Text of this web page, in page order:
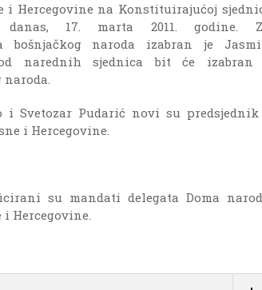
i Hercegovine na Konstituirajućoj
danas, 17. marta 2011. godine.
bošnjačkog naroda izabran je
od narednih sjednica bit će
naroda.
i Svetozar Pudarić novi su
i Hercegovine.
su mandati delegata Doma
i Hercegovine.